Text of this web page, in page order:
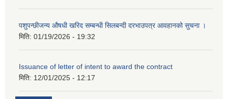
पशुपन्छीजन्य औषधी खरिद सम्बन्धी सिलबन्दी दरभाउपत्र आवहानको सुचना ।
मिति: 01/19/2026 - 19:32
Issuance of letter of intent to award the contract
मिति: 12/01/2025 - 12:17